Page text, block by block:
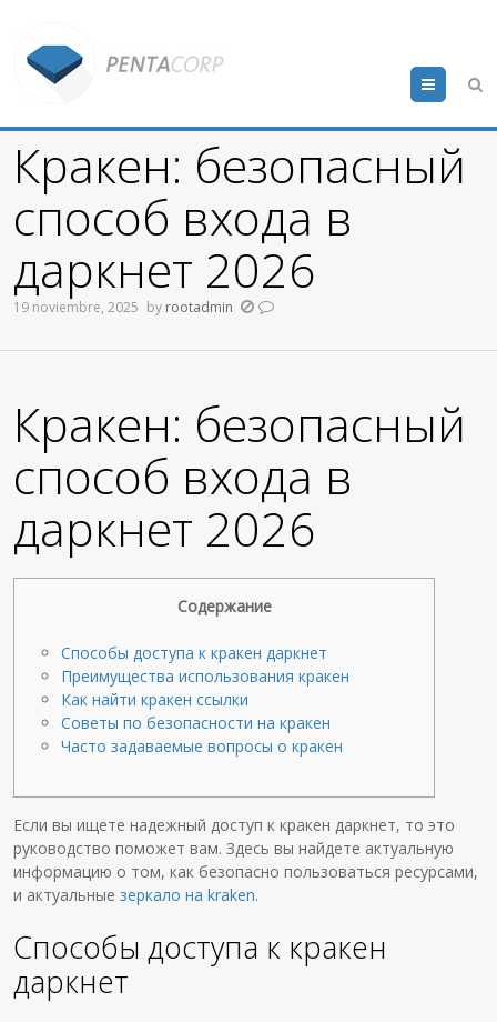
Menu
Кракен: безопасный
способ входа в
даркнет 2026
19 noviembre, 2025 by rootadmin
Кракен: безопасный
способ входа в
даркнет 2026
Содержание
Способы доступа к кракен даркнет
Преимущества использования кракен
Как найти кракен ссылки
Советы по безопасности на кракен
Часто задаваемые вопросы о кракен
Если вы ищете надежный доступ к кракен даркнет, то это
руководство поможет вам. Здесь вы найдете актуальную
информацию о том, как безопасно пользоваться ресурсами,
и актуальныезеркало на kraken.
Способы доступа к кракен
даркнет